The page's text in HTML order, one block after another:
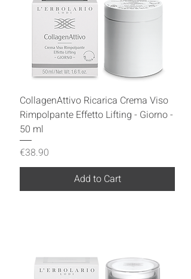
CollagenAttivo Ricarica Crema Viso
Rimpolpante Effetto Lifting - Giorno -
50 ml
Price
€38.90
Add to Cart